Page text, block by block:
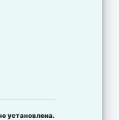
установлена.